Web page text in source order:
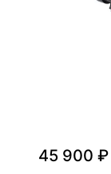
45 900 ₽